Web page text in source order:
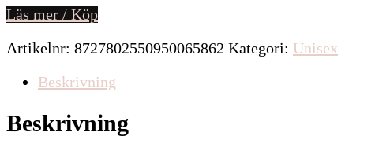
Läs mer / Köp
Artikelnr: 8727802550950065862 Kategori: Unisex
Beskrivning
Beskrivning